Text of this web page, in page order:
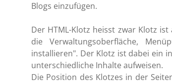
Blogs einzufügen.
Der HTML-Klotz heisst zwar Klotz
die Verwaltungsoberfläche,
installieren". Der Klotz ist dabei ein
unterschiedliche Inhalte aufweisen.
Die Position des Klotzes in der